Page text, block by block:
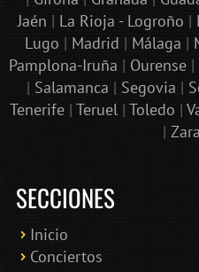
Jaén | La Rioja - Logroño |
Lugo | Madrid | Málaga |
Pamplona-Iruña | Ourense |
| Salamanca | Segovia |
Tenerife| Teruel| Toledo |
|
SECCIONES
Inicio
Conciertos